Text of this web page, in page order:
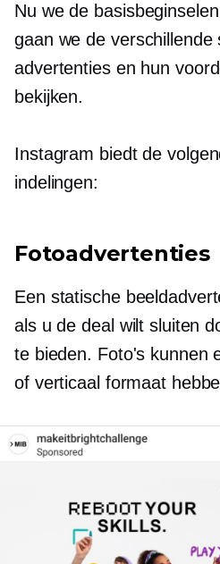
Nu we de
gaan we de
advertenties en hun
bekijken.
Instagram biedt de
indelingen:
Fotoadvertenties
Een statische
als u de deal wilt sluiten
te bieden. Foto's kunnen
of verticaal formaat